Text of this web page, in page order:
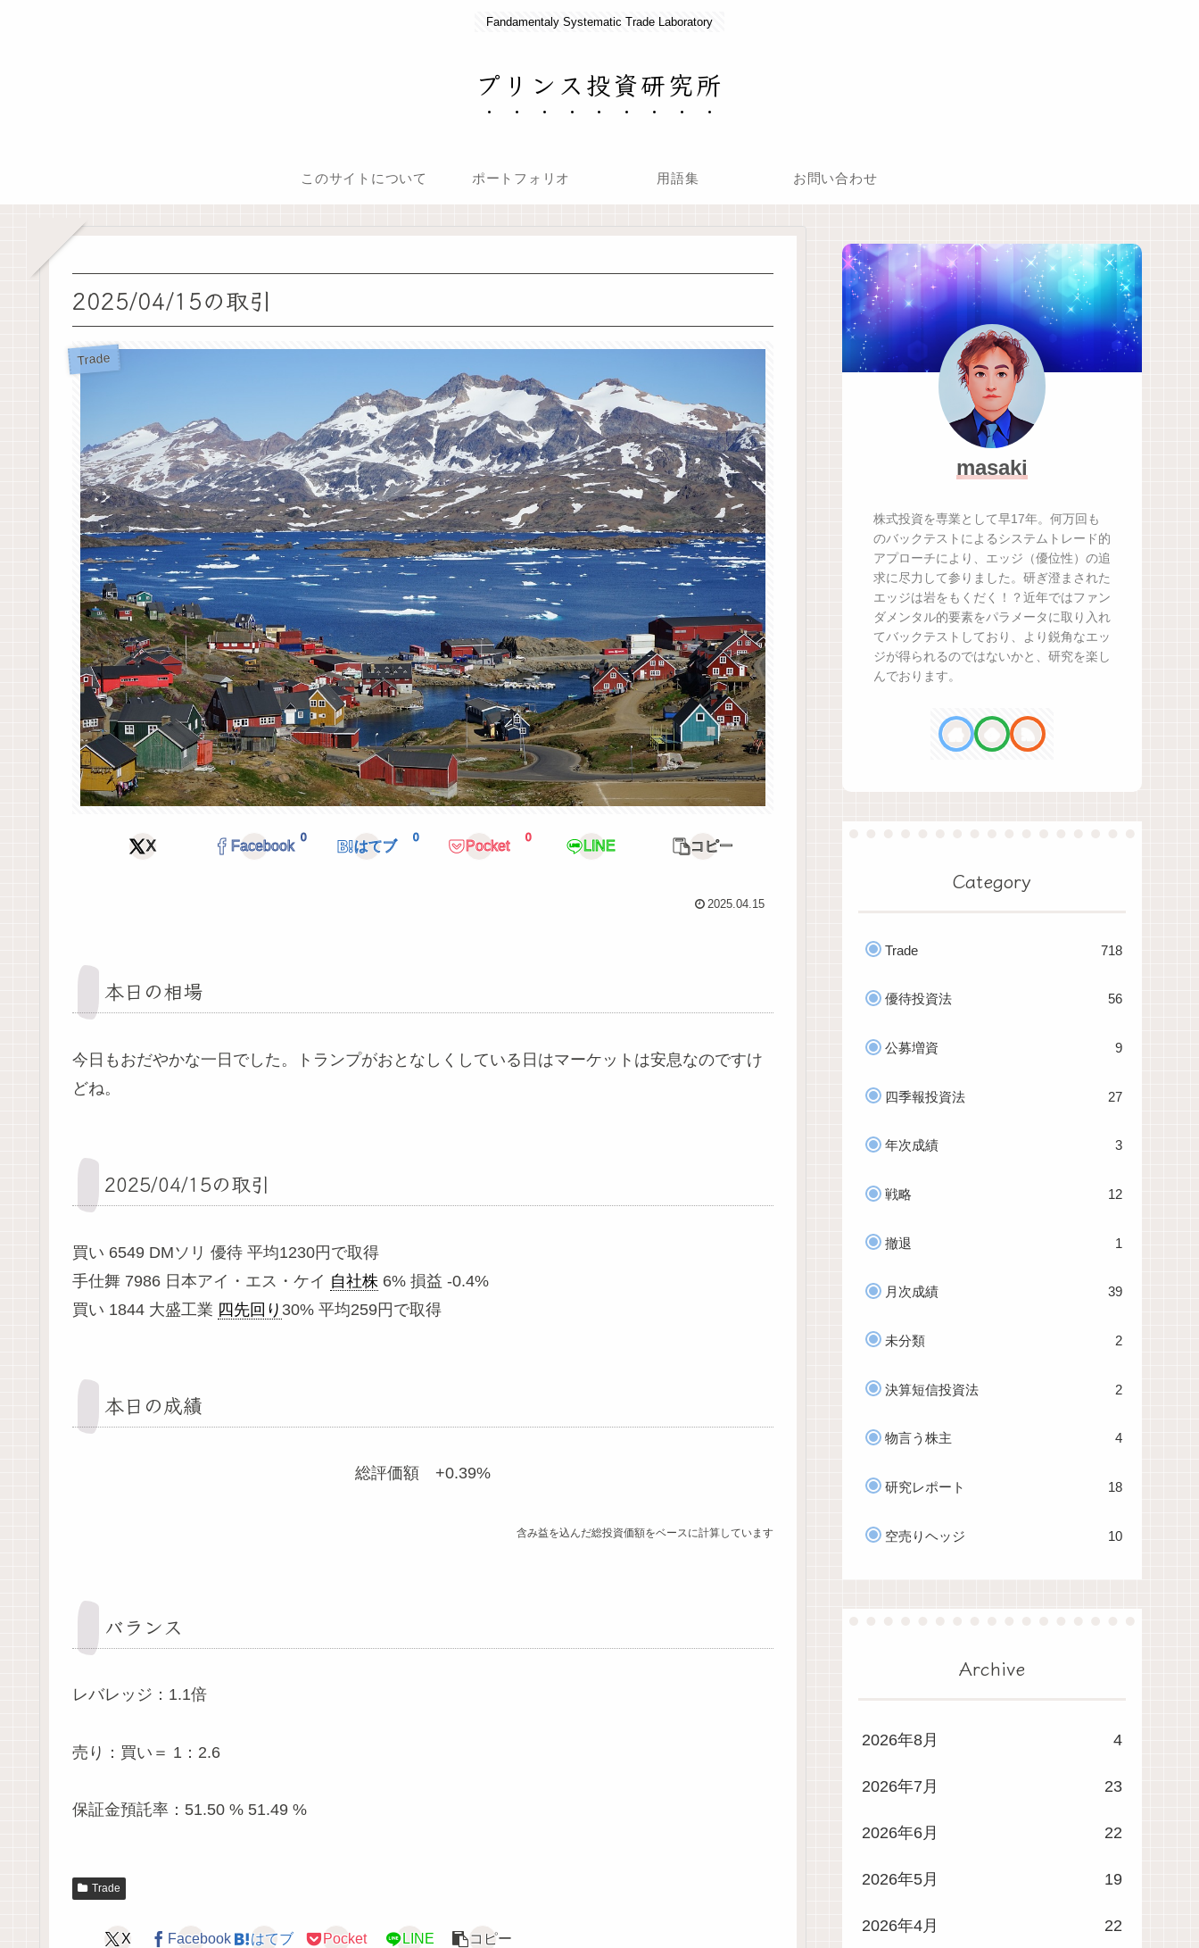
Fandamentaly Systematic Trade Laboratory
プリンス投資研究所
このサイトについて ポートフォリオ 用語集 お問い合わせ
2025/04/15の取引
Trade
X Facebook
0
はてブ
0
Pocket
0
LINE コピー
2025.04.15
本日の相場
今日もおだやかな一日でした。トランプがおとなしくしている日はマーケットは安息なのですけ
どね。
2025/04/15の取引
買い 6549 DMソリ 優待 平均1230円で取得
手仕舞 7986 日本アイ・エス・ケイ 自社株 6% 損益 -0.4%
買い 1844 大盛工業 四先回り 30% 平均259円で取得
本日の成績
総評価額 +0.39%
含み益を込んだ総投資価額をベースに計算しています
バランス
レバレッジ：1.1倍
売り：買い＝ 1：2.6
保証金預託率：51.50 % 51.49 %
Trade
X Facebook はてブ Pocket LINE コピー
masaki
株式投資を専業として早17年。何万回も
のバックテストによるシステムトレード的
アプローチにより、エッジ（優位性）の追
求に尽力して参りました。研ぎ澄まされた
エッジは岩をもくだく！？近年ではファン
ダメンタル的要素をパラメータに取り入れ
てバックテストしており、より鋭角なエッ
ジが得られるのではないかと、研究を楽し
んでおります。
Category
Trade 718
優待投資法 56
公募増資 9
四季報投資法 27
年次成績 3
戦略 12
撤退 1
月次成績 39
未分類 2
決算短信投資法 2
物言う株主 4
研究レポート 18
空売りヘッジ 10
Archive
2026年8月 4
2026年7月 23
2026年6月 22
2026年5月 19
2026年4月 22